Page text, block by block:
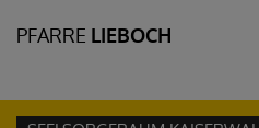
PFARRE LIEBOCH